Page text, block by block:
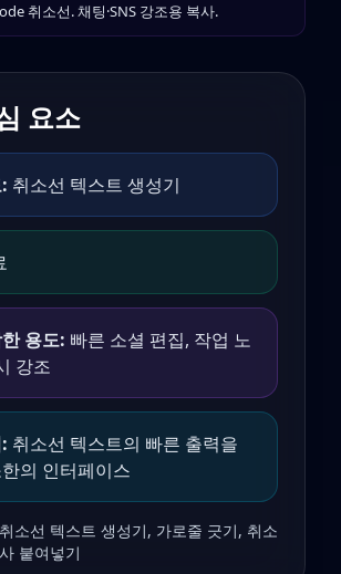
취소선. 채팅·SNS 강조용 복사.
요소
취소선 텍스트 생성기
용도: 빠른 소셜 편집, 작업 노
강조
취소선 텍스트의 빠른 출력을
의 인터페이스
취소선 텍스트 생성기, 가로줄 긋기, 취소
붙여넣기